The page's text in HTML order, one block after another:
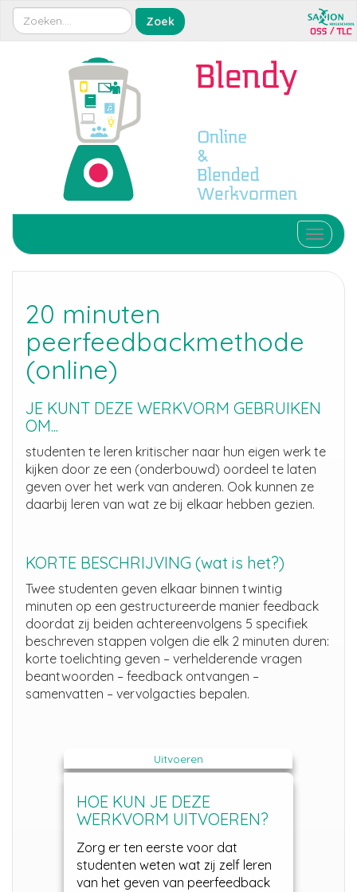
Toggle
20 minuten
peerfeedbackmethode
(online)
JE KUNT DEZE WERKVORM GEBRUIKEN
OM...
studenten te leren kritischer naar hun eigen werk te
kijken door ze een (onderbouwd) oordeel te laten
geven over het werk van anderen. Ook kunnen ze
daarbij leren van wat ze bij elkaar hebben gezien.
KORTE BESCHRIJVING (wat is het?)
Twee studenten geven elkaar binnen twintig
minuten op een gestructureerde manier feedback
doordat zij beiden achtereenvolgens 5 specifiek
beschreven stappen volgen die elk 2 minuten duren:
korte toelichting geven – verhelderende vragen
beantwoorden – feedback ontvangen –
samenvatten – vervolgacties bepalen.
Uitvoeren
HOE KUN JE DEZE
WERKVORM UITVOEREN?
Zorg er ten eerste voor dat
studenten weten wat zij zelf leren
van het geven van peerfeedback